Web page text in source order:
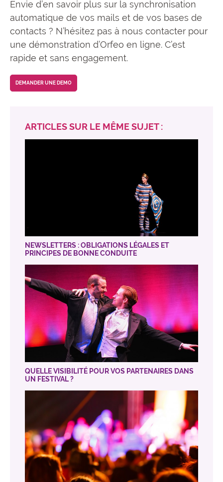
Envie d’en savoir plus sur la synchronisation
automatique de vos mails et de vos bases de
contacts ? N’hésitez pas à nous contacter pour
une démonstration d’Orfeo en ligne. C’est
rapide et sans engagement.
DEMANDER UNE DEMO
ARTICLES SUR LE MÊME SUJET :
NEWSLETTERS : OBLIGATIONS LÉGALES ET
PRINCIPES DE BONNE CONDUITE
QUELLE VISIBILITÉ POUR VOS PARTENAIRES DANS
UN FESTIVAL ?